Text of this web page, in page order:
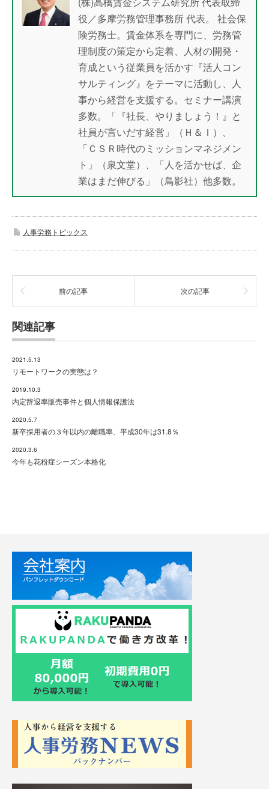
役／多摩労務管理事務所 代表。 社会保
険労務士。賃金体系を専門に、労務管
理制度の策定から定着、人材の開発・
育成という従業員を活かす『活人コン
サルティング』をテーマに活動し、人
事から経営を支援する。セミナー講演
多数。「『社長、やりましょう！』と
社員が言いだす経営」（Ｈ＆Ｉ）、
「ＣＳＲ時代のミッションマネジメン
ト」（泉文堂）、「人を活かせば、企
業はまだ伸びる」（鳥影社）他多数。
人事労務トピックス
前の記事 次の記事
関連記事
2021.5.13
リモートワークの実態は？
2019.10.3
内定辞退率販売事件と個人情報保護法
2020.5.7
新卒採用者の３年以内の離職率、平成30年は31.8％
2020.3.6
今年も花粉症シーズン本格化